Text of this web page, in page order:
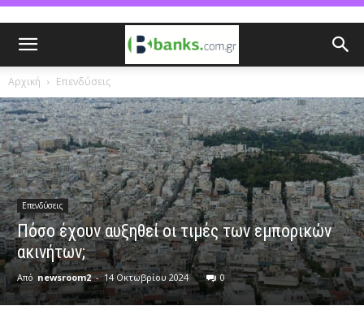
Αρχική Επενδύσεις
Επενδύσεις
Πόσο έχουν αυξηθεί οι τιμές των εμπορικών
ακινήτων;
Από newsroom2 - 14 Οκτωβρίου 2024 0